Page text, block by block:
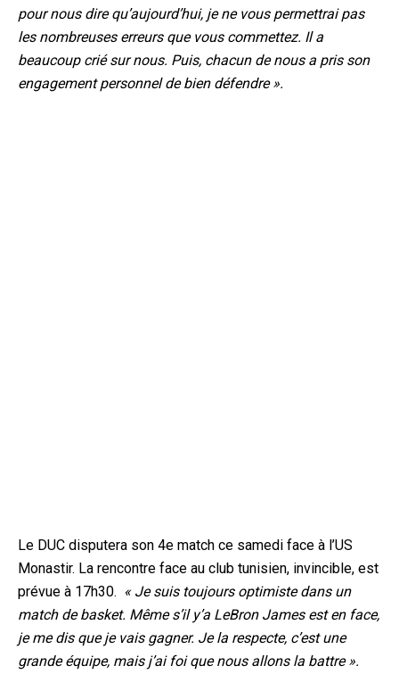
pour nous dire qu’aujourd’hui, je ne vous permettrai pas
les nombreuses erreurs que vous commettez. Il a
beaucoup crié sur nous. Puis, chacun de nous a pris son
engagement personnel de bien défendre ».
Le DUC disputera son 4e match ce samedi face à l’US
Monastir. La rencontre face au club tunisien, invincible, est
prévue à 17h30. « Je suis toujours optimiste dans un
match de basket. Même s’il y’a LeBron James est en face,
je me dis que je vais gagner. Je la respecte, c’est une
grande équipe, mais j’ai foi que nous allons la battre ».